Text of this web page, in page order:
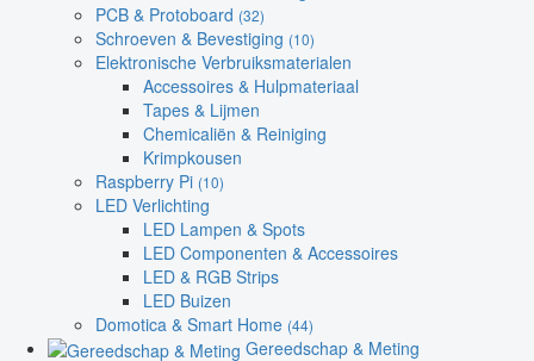
PCB & Protoboard (32)
Schroeven & Bevestiging (10)
Elektronische Verbruiksmaterialen
Accessoires & Hulpmateriaal
Tapes & Lijmen
Chemicaliën & Reiniging
Krimpkousen
Raspberry Pi (10)
LED Verlichting
LED Lampen & Spots
LED Componenten & Accessoires
LED & RGB Strips
LED Buizen
Domotica & Smart Home (44)
Gereedschap & Meting